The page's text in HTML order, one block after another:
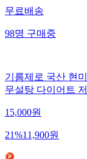
무료배송
98명구매중
기름제로 국산 현
무설탕 다이어트
15,000원
21%11,900원